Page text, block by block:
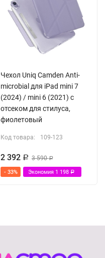
Чехол Uniq Camden Anti-
microbial для iPad mini 7
(2024) / mini 6 (2021) с
отсеком для стилуса,
фиолетовый
Код товара: 109-123
2 392 Р 3 590Р
- 33% Экономия 1 198 Р